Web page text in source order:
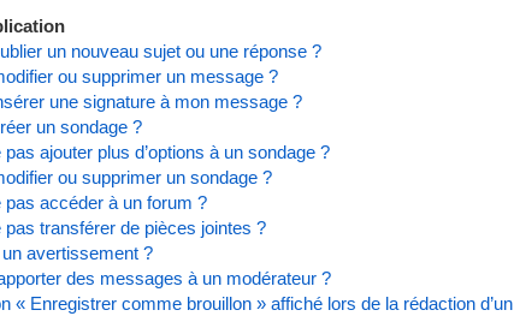
un nouveau sujet ou une réponse ?
ou supprimer un message ?
une signature à mon message ?
un sondage ?
ajouter plus d’options à un sondage ?
ou supprimer un sondage ?
pas accéder à un forum ?
pas transférer de pièces jointes ?
avertissement ?
des messages à un modérateur ?
« Enregistrer comme brouillon » affiché lors de la rédaction d’un